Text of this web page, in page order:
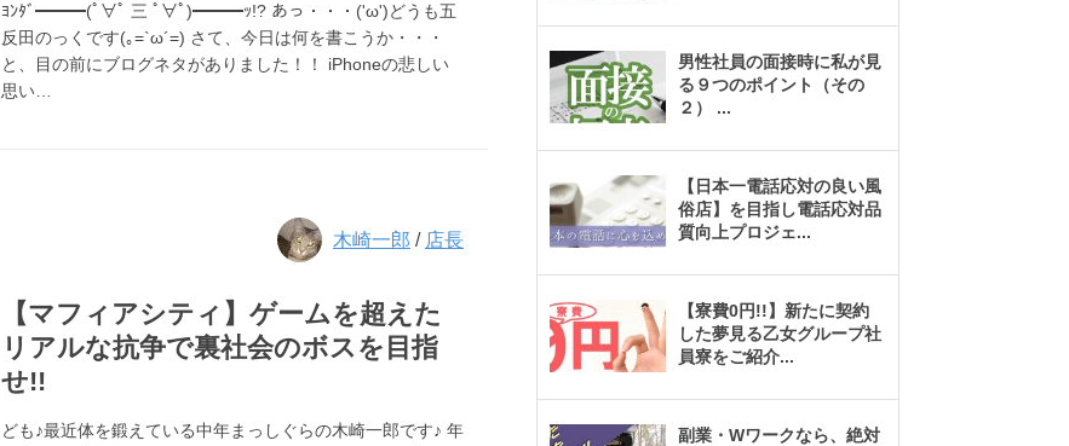
ﾖﾝﾀﾞ━━━(ﾟ∀ﾟ 三 ﾟ∀ﾟ)━━━ｯ!? あっ・・・('ω')どうも五
反田のっくです(｡=`ω´=) さて、今日は何を書こうか・・・
と、目の前にブログネタがありました！！ iPhoneの悲しい
思い…
木崎一郎 / 店長
【マフィアシティ】ゲームを超えた
リアルな抗争で裏社会のボスを目指
せ!!
ども♪最近体を鍛えている中年まっしぐらの木崎一郎です♪ 年
男性社員の面接時に私が見
る９つのポイント（その
２） ...
【日本一電話応対の良い風
俗店】を目指し電話応対品
質向上プロジェ...
【寮費0円!!】新たに契約
した夢見る乙女グループ社
員寮をご紹介...
副業・Wワークなら、絶対